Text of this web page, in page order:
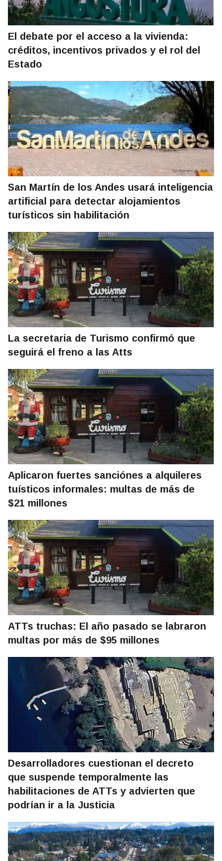
El debate por el acceso a la vivienda:
créditos, incentivos privados y el rol del
Estado
San Martín de los Andes usará inteligencia
artificial para detectar alojamientos
turísticos sin habilitación
La secretaria de Turismo confirmó que
seguirá el freno a las Atts
Aplicaron fuertes sanciónes a alquileres
tuísticos informales: multas de más de
$21 millones
ATTs truchas: El año pasado se labraron
multas por más de $95 millones
Desarrolladores cuestionan el decreto
que suspende temporalmente las
habilitaciones de ATTs y advierten que
podrían ir a la Justicia